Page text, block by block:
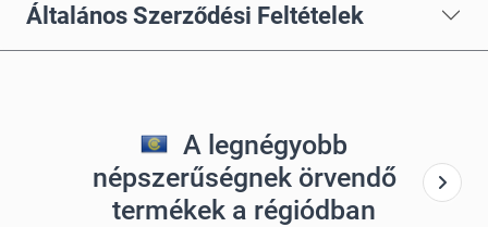
Általános Szerződési Feltételek
A legnégyobb
népszerűségnek örvendő
termékek a régiódban